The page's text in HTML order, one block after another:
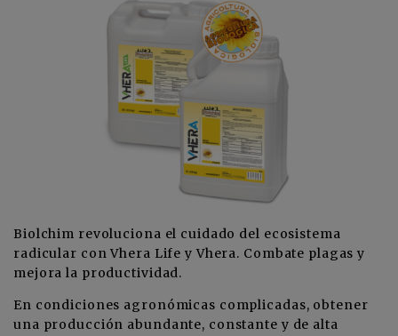
Biolchim revoluciona el cuidado del ecosistema
radicular con Vhera Life y Vhera. Combate plagas y
mejora la productividad.
En condiciones agronómicas complicadas, obtener
una producción abundante, constante y de alta